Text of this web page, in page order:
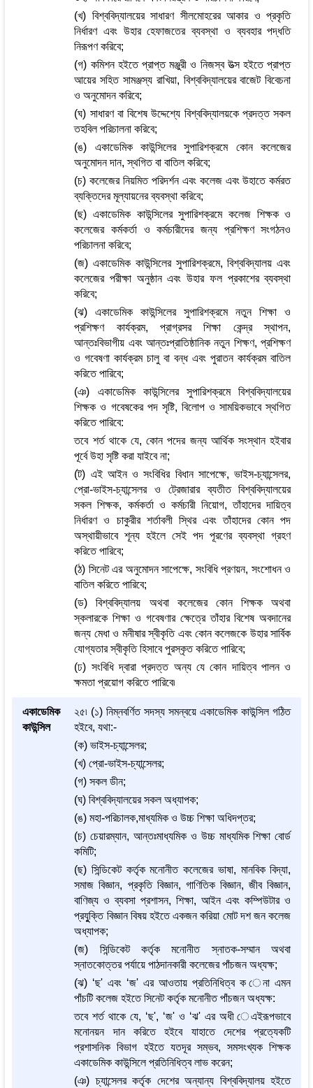
(খ) বিশ্ববিদ্যালয়ের সাধারণ সীলমোহরের আকার ও প্রকৃতি
নির্ধারণ এবং উহার হেফাজতের ব্যবস্থা ও ব্যবহার পদ্ধতি
নিরূপণ করিবে;
(গ) কমিশন হইতে প্রাপ্ত মঞ্জুরী ও নিজস্ব উত্স হইতে প্রাপ্ত
আয়ের সহিত সামঞ্জস্য রাখিয়া, বিশ্ববিদ্যালয়ের বাজেট বিবেচনা
ও অনুমোদন করিবে;
(ঘ) সাধারণ বা বিশেষ উদ্দেশ্যে বিশ্ববিদ্যালয়কে প্রদত্ত সকল
তহবিল পরিচালনা করিবে;
(ঙ) একাডেমিক কাউন্সিলের সুপারিশক্রমে কোন কলেজের
অনুমোদন দান, স্থগিত বা বাতিল করিবে;
(চ) কলেজের নিয়মিত পরিদর্শন এবং কলেজ এবং উহাতে কর্মরত
ব্যক্তিদের মূল্যায়নের ব্যবস্থা করিবে;
(ছ) একাডেমিক কাউন্সিলের সুপারিশক্রমে কলেজ শিক্ষক ও
কলেজের কর্মকর্তা ও কর্মচারীদের জন্য প্রশিক্ষণ সংগঠনও
পরিচালনা করিবে;
(জ) একাডেমিক কাউন্সিলের সুপারিশক্রমে, বিশ্ববিদ্যালয় এবং
কলেজের পরীক্ষা অনুষ্ঠান এবং উহার ফল প্রকাশের ব্যবস্থা
করিবে;
(ঝ) একাডেমিক কাউন্সিলের সুপারিশক্রমে নতুন শিক্ষা ও
প্রশিক্ষণ কার্যক্রম, প্রাগ্রসর শিক্ষা কেন্দ্র স্থাপন,
আন্তঃবিভাগীয় এবং আন্তঃপ্রাতিষ্ঠানিক নতুন শিক্ষণ, প্রশিক্ষণ
ও গবেষণা কার্যক্রম চালু বা বন্ধ এবং পুরাতন কার্যক্রম বাতিল
করিতে পারিবে;
(ঞ) একাডেমিক কাউন্সিলের সুপারিশক্রমে বিশ্ববিদ্যালয়ের
শিক্ষক ও গবেষকের পদ সৃষ্টি, বিলোপ ও সাময়িকভাবে স্থগিত
করিতে পারিবে:
তবে শর্ত থাকে যে, কোন পদের জন্য আর্থিক সংস্থান হইবার
পূর্বে উহা সৃষ্টি করা যাইবে না;
(ট) এই আইন ও সংবিধির বিধান সাপেক্ষে, ভাইস-চ্যান্সেলর,
প্রো-ভাইস-চ্যান্সেলর ও ট্রেজারার ব্যতীত বিশ্ববিদ্যালয়ের
সকল শিক্ষক, কর্মকর্তা ও কর্মচারী নিয়োগ, তাঁহাদের দায়িত্ব
নির্ধারণ ও চাকুরীর শর্তাবলী স্থির এবং তাঁহাদের কোন পদ
অস্থায়ীভাবে শূন্য হইলে সেই পদ পূরণের ব্যবস্থা গ্রহণ
করিতে পারিবে;
(ঠ) সিনেট এর অনুমোদন সাপেক্ষে, সংবিধি প্রণয়ন, সংশোধন ও
বাতিল করিতে পারিবে;
(ড) বিশ্ববিদ্যালয় অথবা কলেজের কোন শিক্ষক অথবা
স্কলারকে শিক্ষা ও গবেষণার ক্ষেত্রে তাঁহার বিশেষ অবদানের
জন্য মেধা ও মনীষার স্বীকৃতি এবং কোন কলেজকে উহার সার্বিক
যোগ্যতার স্বীকৃতি হিসাবে পুরস্কৃত করিতে পারিবে;
(ঢ) সংবিধি দ্বারা প্রদত্ত অন্য যে কোন দায়িত্ব পালন ও
ক্ষমতা প্রয়োগ করিতে পারিবে৷
একাডেমিক
কাউন্সিল
২৫৷ (১) নিম্নবর্ণিত সদস্য সমন্বয়ে একাডেমিক কাউন্সিল গঠিত
হইবে, যথা:-
(ক) ভাইস-চ্যান্সেলর;
(খ) প্রো-ভাইস-চ্যান্সেলর;
(গ) সকল ডীন;
(ঘ) বিশ্ববিদ্যালয়ের সকল অধ্যাপক;
(ঙ) মহা-পরিচালক,মাধ্যমিক ও উচ্চ শিক্ষা অধিদপ্তর;
(চ) চেয়ারম্যান, আন্তঃমাধ্যমিক ও উচ্চ মাধ্যমিক শিক্ষা বোর্ড
কমিটি;
(ছ) সিন্ডিকেট কর্তৃক মনোনীত কলেজের ভাষা, মানবিক বিদ্যা,
সমাজ বিজ্ঞান, প্রকৃতি বিজ্ঞান, গাণিতিক বিজ্ঞান, জীব বিজ্ঞান,
বাণিজ্য ও ব্যবসা প্রশাসন, শিক্ষা, আইন এবং কম্পিউটার ও
প্রযুুক্তি বিজ্ঞান বিষয় হইতে একজন করিয়া মোট দশ জন কলেজ
অধ্যাপক;
(জ) সিন্ডিকেট কর্তৃক মনোনীত স্নাতক-সম্মান অথবা
স্নাতকোত্তর পর্যায়ে পাঠদানকারী কলেজের পাঁচজন অধ্যক্ষ;
(ঝ) ‘ছ' এবং ‘জ' এর আওতায় প্রতিনিধিত্ব ক েনা এমন
পাঁচটি কলেজ হইতে সিনেট কর্তৃক মনোনীত পাঁচজন অধ্যক্ষ:
তবে শর্ত থাকে যে, ‘ছ', ‘জ' ও ‘ঝ' এর অধী েএইরূপভাবে
মনোনয়ন দান করিতে হইবে যাহাতে দেশের প্রত্যেকটি
প্রশাসনিক বিভাগ হইতে যতদূর সম্ভব, সমসংখ্যক শিক্ষক
একাডেমিক কাউন্সিলে প্রতিনিধিত্ব লাভ করেন;
(ঞ) চ্যান্সেলর কর্তৃক দেশের অন্যান্য বিশ্ববিদ্যালয় হইতে